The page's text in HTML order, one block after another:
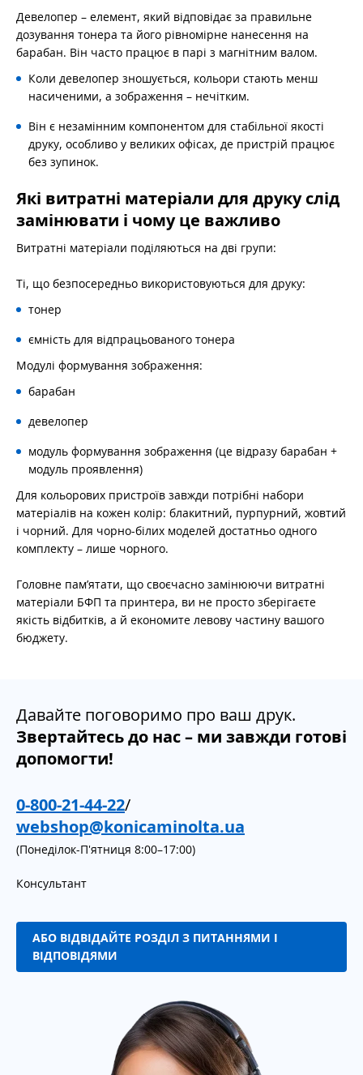
Девелопер – елемент, який відповідає за правильне
дозування тонера та його рівномірне нанесення на
барабан. Він часто працює в парі з магнітним валом.
Коли девелопер зношується, кольори стають менш
насиченими, а зображення – нечітким.
Він є незамінним компонентом для стабільної якості
друку, особливо у великих офісах, де пристрій працює
без зупинок.
Які витратні матеріали для друку слід
замінювати і чому це важливо
Витратні матеріали поділяються на дві групи:
Ті, що безпосередньо використовуються для друку:
тонер
ємність для відпрацьованого тонера
Модулі формування зображення:
барабан
девелопер
модуль формування зображення (це відразу барабан +
модуль проявлення)
Для кольорових пристроїв завжди потрібні набори
матеріалів на кожен колір: блакитний, пурпурний, жовтий
і чорний. Для чорно-білих моделей достатньо одного
комплекту – лише чорного.
Головне пам’ятати, що своєчасно замінюючи витратні
матеріали БФП та принтера, ви не просто зберігаєте
якість відбитків, а й економите левову частину вашого
бюджету.
Давайте поговоримо про ваш друк.
Звертайтесь до нас – ми завжди готові
допомогти!
0-800-21-44-22/
webshop@konicaminolta.ua
(Понеділок-П'ятниця 8:00–17:00)
Консультант
АБО ВІДВІДАЙТЕ РОЗДІЛ З ПИТАННЯМИ І
ВІДПОВІДЯМИ